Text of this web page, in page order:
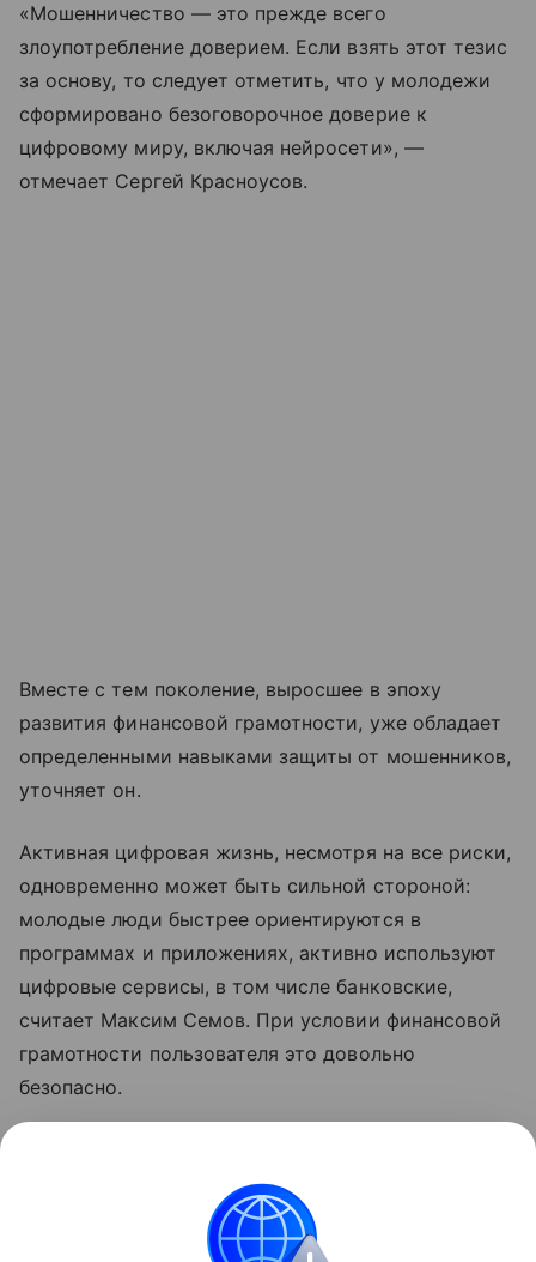
«Мошенничество — это прежде всего
злоупотребление доверием. Если взять этот тезис
за основу, то следует отметить, что у молодежи
сформировано безоговорочное доверие к
цифровому миру, включая нейросети», —
отмечает Сергей Красноусов.
Вместе с тем поколение, выросшее в эпоху
развития финансовой грамотности, уже обладает
определенными навыками защиты от мошенников,
уточняет он.
Активная цифровая жизнь, несмотря на все риски,
одновременно может быть сильной стороной:
молодые люди быстрее ориентируются в
программах и приложениях, активно используют
цифровые сервисы, в том числе банковские,
считает Максим Семов. При условии финансовой
грамотности пользователя это довольно
безопасно.
Инвестиции: как быстро и надежно
приумножить свои накопления
Просто и емко расскажем об инвестициях для